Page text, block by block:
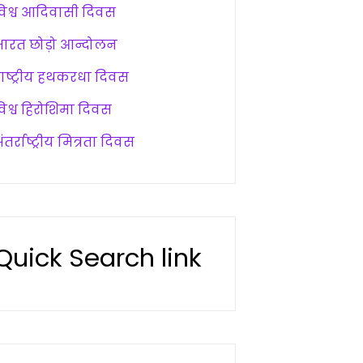
आदिवासी दिवस
छोड़ो आन्दोलन
हथकरधा दिवस
हिरोशिमा दिवस
मित्रता दिवस
Search link